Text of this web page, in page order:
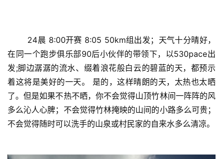
在同一个跑步俱乐部90后小伙伴的带领下，以530pace出
发;脚边潺潺的流水、缀着浪花般白云的碧蓝的天，都预示
着这将是美好的一天。 是的，这样晴朗的天，太热也太晒
了。但是如果不热不晒，你不会觉得山顶竹林间一阵阵的风
多么沁人心脾；不会觉得竹林掩映的山间的小路多么可贵；
不会觉得随时可以洗手的山泉或村民家的自来水多么清凉。